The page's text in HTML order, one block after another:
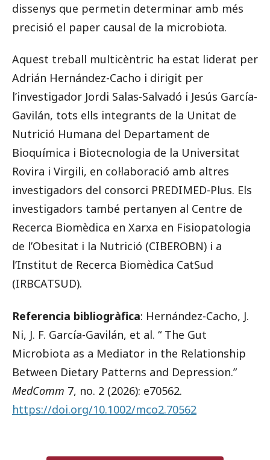
dissenys que permetin determinar amb més
precisió el paper causal de la microbiota.
Aquest treball multicèntric ha estat liderat per
Adrián Hernández-Cacho i dirigit per
l’investigador Jordi Salas-Salvadó i Jesús García-
Gavilán, tots ells integrants de la Unitat de
Nutrició Humana del Departament de
Bioquímica i Biotecnologia de la Universitat
Rovira i Virgili, en col·laboració amb altres
investigadors del consorci PREDIMED-Plus. Els
investigadors també pertanyen al Centre de
Recerca Biomèdica en Xarxa en Fisiopatologia
de l’Obesitat i la Nutrició (CIBEROBN) i a
l’Institut de Recerca Biomèdica CatSud
(IRBCATSUD).
Referencia bibliogràfica: Hernández-Cacho, J.
Ni, J. F. García-Gavilán, et al. “ The Gut
Microbiota as a Mediator in the Relationship
Between Dietary Patterns and Depression.”
MedComm 7, no. 2 (2026): e70562.
https://doi.org/10.1002/mco2.70562